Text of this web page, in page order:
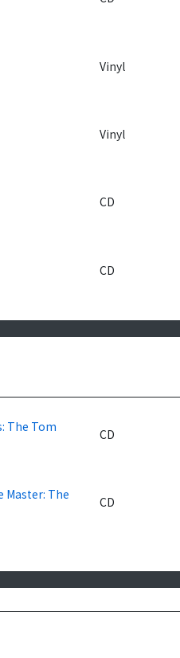
Vinyl
Vinyl
CD
CD
The Tom
CD
Master: The
CD